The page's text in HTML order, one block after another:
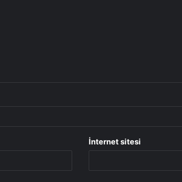
İnternet sitesi